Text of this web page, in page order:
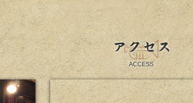
アクセス
ACCESS